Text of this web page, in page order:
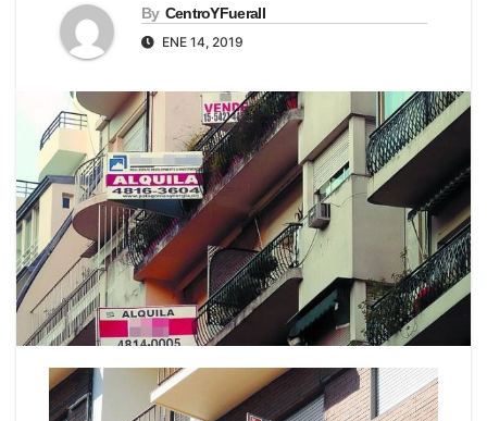
By CentroYFueraII
ENE 14, 2019